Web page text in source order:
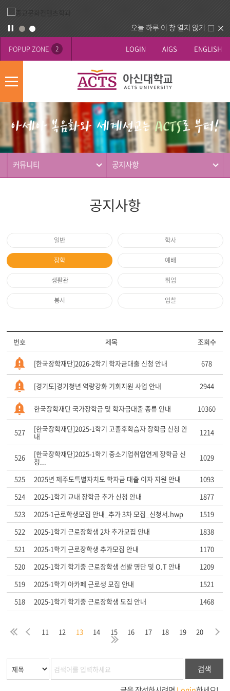
오늘 하루 이 창 열지 않기
POPUP ZONE 2 LOGIN AIGS ENGLISH
모
메
뉴
역
커뮤니티 공지사항
공지사항
일반 학사
장학 예배
생활관 취업
봉사 입찰
번호 제목 조회수
[한국장학재단]2026-2학기 학자금대출 신청 안내 678
[경기도]경기청년 역량강화 기회지원 사업 안내 2944
한국장학재단 국가장학금 및 학자금대출 종류 안내 10360
527 [한국장학재단]2025-1학기 고졸후학습자 장학금 신청 안
내 1214
526 [한국장학재단]2025-1학기 중소기업취업연계 장학금 신
청... 1029
525 2025년 제주도특별자치도 학자금 대출 이자 지원 안내
1093
524
2025-1학기 교내 장학금 추가 신청 안내
1877
523
2025-1근로학생모집 안내_추가 3차 모집_신청서.hwp
1519
522
2025-1학기 근로장학생 2차 추가모집 안내
1838
521
2025-1학기 근로장학생 추가모집 안내
1170
520
2025-1학기 학기중 근로장학생 선발 명단 및 O.T 안내
1209
519
2025-1학기 아카페 근로생 모집 안내
1521
518
2025-1학기 학기중 근로장학생 모집 안내 1468
처
음
이 11 12 13 14 15 16 17 18 19 20 다
마
지
검색